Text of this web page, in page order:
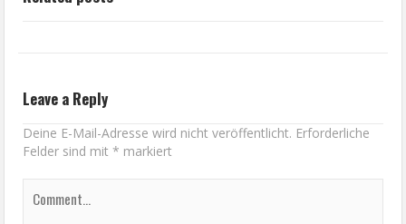
Leave a Reply
Deine E-Mail-Adresse wird nicht veröffentlicht. Erforderliche
Felder sind mit* markiert